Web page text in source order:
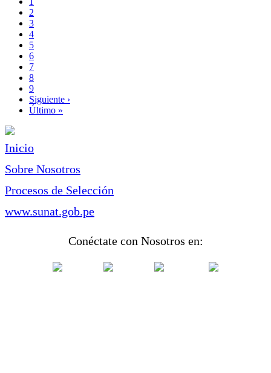
Paginación
actual
Page
2
Page
3
Page
4
Page
5
Page
6
Page
7
Page
8
Page
9
Siguiente
página
Siguiente ›
Última
Último »
Inicio
Sobre Nosotros
Procesos de Selección
www.sunat.gob.pe
Conéctate con Nosotros en: